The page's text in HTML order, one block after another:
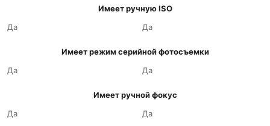
Имеет ручную ISO
Да
Да
Имеет режим серийной фотосъемки
Да
Да
Имеет ручной фокус
Да
Да